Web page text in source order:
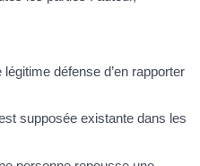
légitime défense d’en rapporter
supposée existante dans les